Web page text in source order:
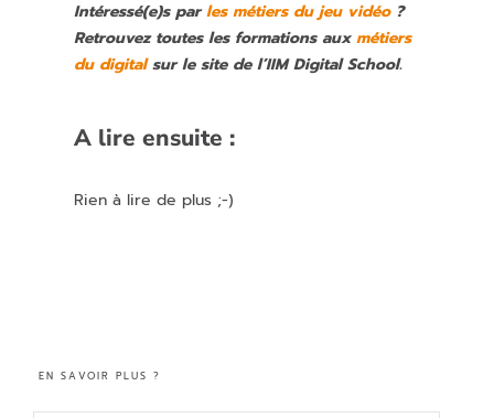
Intéressé(e)s parles métiers du jeu vidéo?
Retrouvez toutes les formations auxmétiers
du digitalsur le site de l’IIM Digital School.
A lire ensuite :
Rien à lire de plus ;-)
EN SAVOIR PLUS ?